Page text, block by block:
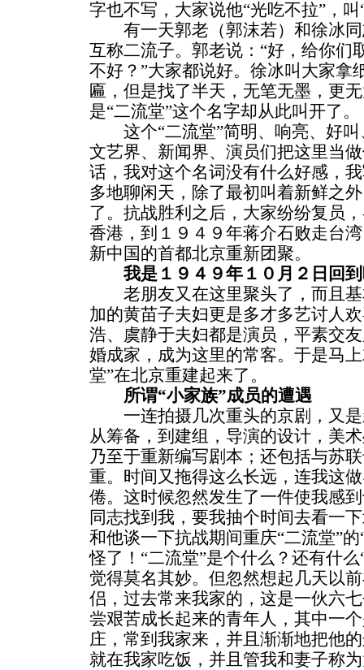
字也不写，大家说他“光吃不拉”，
有一天郭老（郭沫若）和徐冰同
互称二流子。郭老说：“好，给你们
不好？”大家都说好。徐冰叫大家拿
匾，但是找了半天，无笔无墨，更
是“二流堂”这个名字却从此叫开了。
这个“二流堂”简明、响亮、好叫
文艺界、新闻界、演员们把这里当
话，我对这个名词没有什么好感，
多地聊闲天，除了最初叫着新鲜之
了。抗战胜利之后，大家纷纷复员
香港，到１９４９年蒋介石败走台
新中国的首都北京重新团聚。
我是１９４９年１０月２日回
老朋友又在这里聚头了，而且基
加的黄苗子夫妇更是多才多艺讨人
浩、虞静于夫妇都是演员，平素交
婚成家，成为这里的常客。于是马
堂”在北京重建起来了。
所谓“小家族”成员的遭遇
一连拍摄几次重头的京剧，又是
从筹备，到建组，导演的设计，美
乃至于重新编写剧本；还包括与苏
重。时间又拖得这么长远，连我这
倦。这时候忽然发生了一件使我感
同志找到我，要我抽个时间去看一
和他谈一下抗战期间重庆“二流堂”
怪了！“二流堂”是个什么？还有什
觉得莫名其妙。但忽然想起几天以
侣，过去常来我家的，这是一伙六
尝艰苦成长起来的青年人，其中一
庄，常到我家来，并且渐渐地把他
就在我家吃饭，并且管我和妻子称